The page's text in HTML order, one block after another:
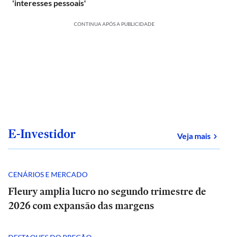
'interesses pessoais'
CONTINUA APÓS A PUBLICIDADE
E-Investidor Veja mais
CENÁRIOS E MERCADO
Fleury amplia lucro no segundo trimestre de
2026 com expansão das margens